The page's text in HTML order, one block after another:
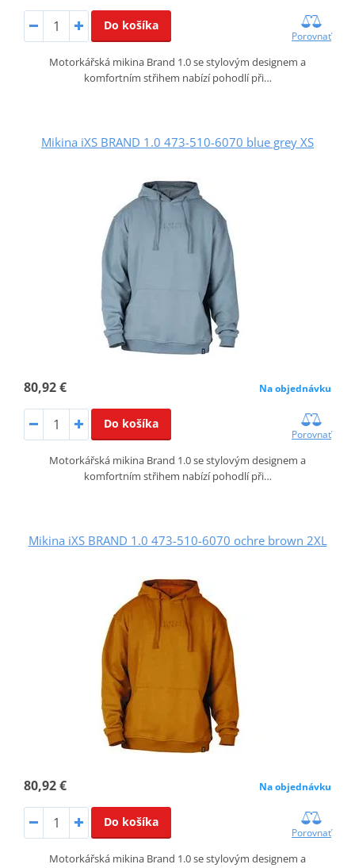
Do košíka
Porovnať
Motorkářská mikina Brand 1.0 se stylovým designem a
komfortním střihem nabízí pohodlí při…
Mikina iXS BRAND 1.0 473-510-6070 blue grey XS
80,92 € Na objednávku
Do košíka
Porovnať
Motorkářská mikina Brand 1.0 se stylovým designem a
komfortním střihem nabízí pohodlí při…
Mikina iXS BRAND 1.0 473-510-6070 ochre brown 2XL
80,92 € Na objednávku
Do košíka
Porovnať
Motorkářská mikina Brand 1.0 se stylovým designem a